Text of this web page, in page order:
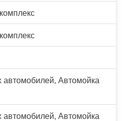
автомобилей, Автомойка
автомобилей, Автомойка